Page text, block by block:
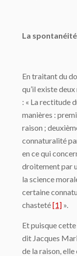
La
En traitant du
qu’il existe
: « La rectitude
manières :
raison ;
connaturalité
en ce qui
droitement par
la science
certaine
chasteté[1] ».
Et puisque
dit Jacques
de la raison, elle